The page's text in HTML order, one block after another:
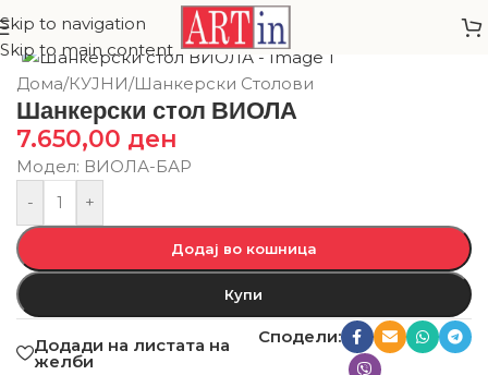
Skip to navigation
Skip to main content
Дома/КУЈНИ/Шанкерски Столови
Шанкерски стол ВИОЛА
7.650,00 ден
Модел: ВИОЛА-БАР
-
+
Додај во кошница
Купи
Додади на листата на
желби
Сподели: